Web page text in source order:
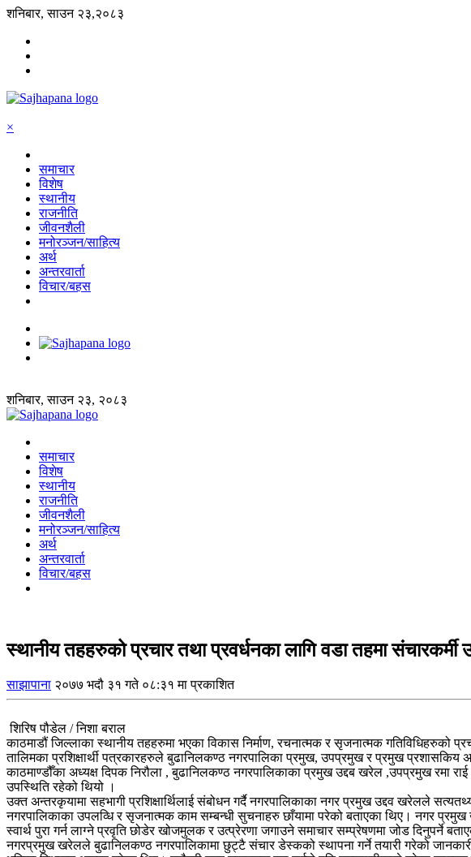
शनिबार, साउन २३,२०८३
×
समाचार
विशेष
स्थानीय
राजनीति
जीवनशैली
मनोरञ्जन/साहित्य
अर्थ
अन्तरवार्ता
विचार/बहस
शनिबार, साउन २३, २०८३
समाचार
विशेष
स्थानीय
राजनीति
जीवनशैली
मनोरञ्जन/साहित्य
अर्थ
अन्तरवार्ता
विचार/बहस
स्थानीय तहहरुको प्रचार तथा प्रवर्धनका लागि वडा तहमा संचारकर्मी
साझापाना २०७७ भदौ ३१ गते ०८:३१ मा प्रकाशित
शिरिष पौडेल / निशा बराल
काठमाडौं जिल्लाका स्थानीय तहहरुमा भएका विकास निर्माण, रचनात्मक र सृजनात्मक गतिविधिहरुको
तालिमका प्रशिक्षार्थी पत्रकारहरुले बुढानिलकण्ठ नगरपालिका प्रमुख, उपप्रमुख र प्रमुख
काठमाण्डौँका अध्यक्ष दिपक निरौला , बुढानिलकण्ठ नगरपालिकाका प्रमुख उद्दब खरेल ,उपप्रमुख रमा
उपस्थिति रहेको थियो ।
उक्त अन्तरकृयामा सहभागी प्रशिक्षार्थिलाई संबोधन गर्दै नगरपालिकाका नगर प्रमुख उद्दव खरेलले
नगरपालिकाका उपलव्धि र सृजनात्मक काम सम्बन्धी सुचनाहरु छाँयामा परेको बताएका थिए। नगर
स्वार्थ पुरा गर्न लाग्ने प्रवृति छोडेर खोजमुलक र उत्प्रेरणा जगाउने समाचार सम्प्रेषणमा जोड दिनुपर्ने
नगरप्रमुख खरेलले बुढानिलकण्ठ नगरपालिकामा छुट्टै संचार डेस्कको स्थापना गर्ने तयारी गरेको